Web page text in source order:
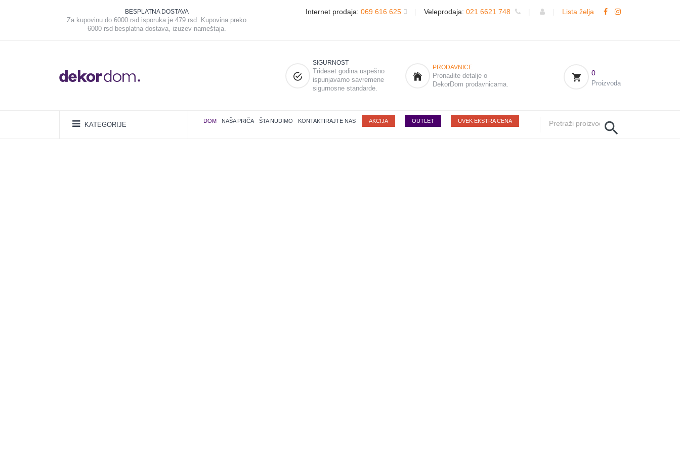
BESPLATNA DOSTAVA
Za kupovinu do 6000 rsd isporuka je 479 rsd. Kupovina preko
6000 rsd besplatna dostava, izuzev nameštaja.
Internet prodaja: 069 616 625 Veleprodaja: 021 6621 748 Lista želja
SIGURNOST
Trideset godina uspešno
ispunjavamo savremene
sigurnosne standarde.
PRODAVNICE
Pronađite detalje o
DekorDom prodavnicama.
0
Proizvoda
KATEGORIJE DOM NAŠA PRIČA ŠTA NUDIMO KONTAKTIRAJTE NAS AKCIJA OUTLET UVEK EKSTRA CENA